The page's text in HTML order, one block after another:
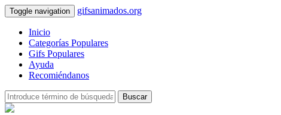
Toggle navigation gifsanimados.org
Inicio
Categorías Populares
Gifs Populares
Ayuda
Recomiéndanos
Buscar